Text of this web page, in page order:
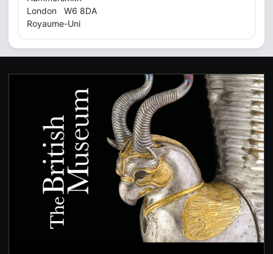
London W6 8DA
Royaume-Uni